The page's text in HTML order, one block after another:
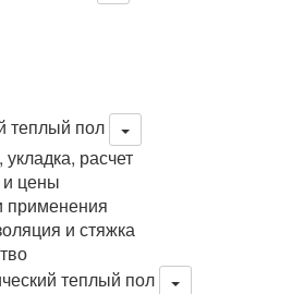
теплый пол
расчет
цены
применения
и стяжка
теплый пол